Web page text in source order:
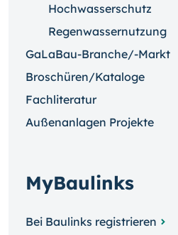
Hochwasserschutz
Regenwassernutzung
GaLaBau-Branche/-Markt
Broschüren/Kataloge
Fachliteratur
Außenanlagen Projekte
MyBaulinks
Bei Baulinks registrieren